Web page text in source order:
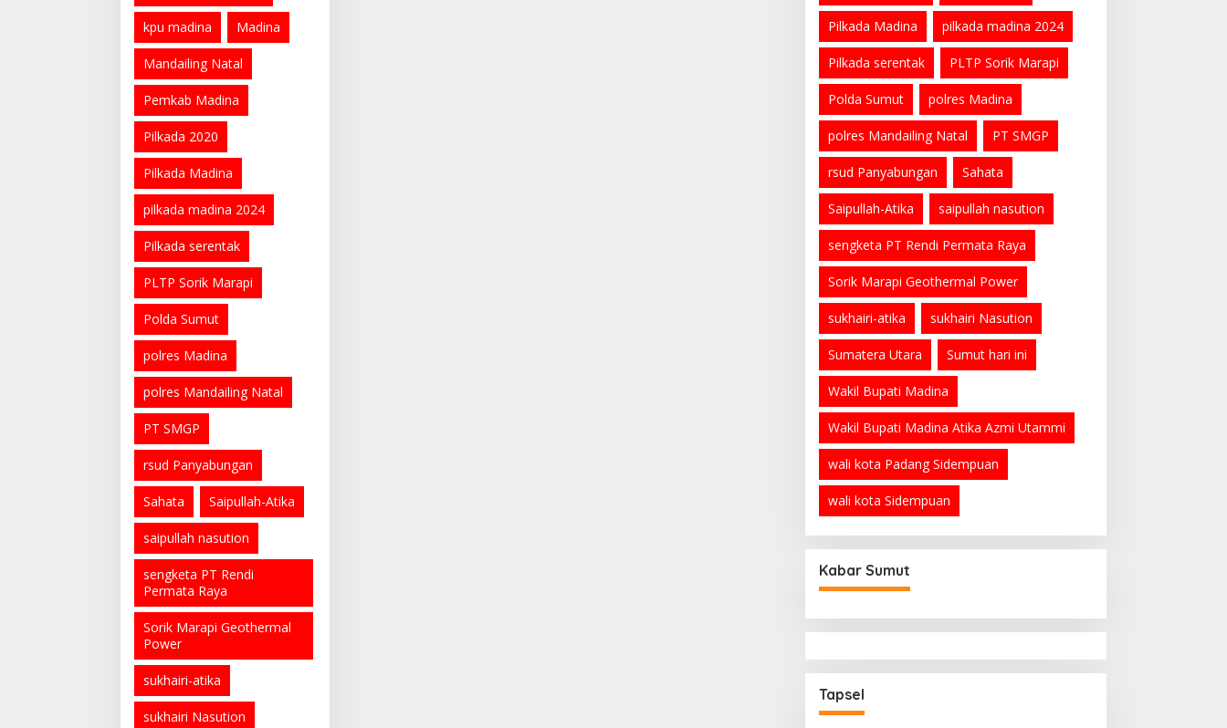
kpu madina Madina
Mandailing Natal
Pemkab Madina
Pilkada 2020
Pilkada Madina
pilkada madina 2024
Pilkada serentak
PLTP Sorik Marapi
Polda Sumut
polres Madina
polres Mandailing Natal
PT SMGP
rsud Panyabungan
Sahata Saipullah-Atika
saipullah nasution
sengketa PT Rendi
Permata Raya
Sorik Marapi Geothermal
Power
sukhairi-atika
sukhairi Nasution
Pilkada Madina pilkada madina 2024
Pilkada serentak PLTP Sorik Marapi
Polda Sumut polres Madina
polres Mandailing Natal PT SMGP
rsud Panyabungan Sahata
Saipullah-Atika saipullah nasution
sengketa PT Rendi Permata Raya
Sorik Marapi Geothermal Power
sukhairi-atika sukhairi Nasution
Sumatera Utara Sumut hari ini
Wakil Bupati Madina
Wakil Bupati Madina Atika Azmi Utammi
wali kota Padang Sidempuan
wali kota Sidempuan
Kabar Sumut
Tapsel